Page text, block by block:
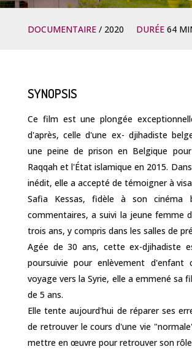
DOCUMENTAIRE 2020 DURÉE 64
SYNOPSIS
Ce film est une plongée
d'après, celle d'une ex- djihadiste
une peine de prison en Belgique
Raqqah et l'État islamique en 2015.
inédit, elle a accepté de témoigner à
Safia Kessas, fidèle à son cinéma
commentaires, a suivi la jeune femme
trois ans, y compris dans les salles de
Agée de 30 ans, cette ex-djihadiste
poursuivie pour enlèvement d'enfant
voyage vers la Syrie, elle a emmené sa
de 5 ans.
Elle tente aujourd'hui de réparer ses
de retrouver le cours d'une vie
mettre en œuvre pour retrouver son